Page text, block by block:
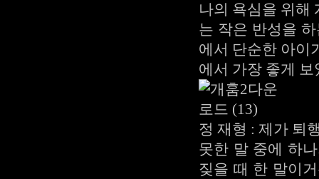
나의 욕심을 위해
는 작은 반성을
에서 단순한 아이
에서 가장 좋게
정 재형 : 제가 퇴
못한 말 중에 하
짖을 때 한 말이